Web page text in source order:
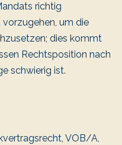
richtig
um die
dies kommt
Rechtsposition nach
schwierig ist.
VOB/A,